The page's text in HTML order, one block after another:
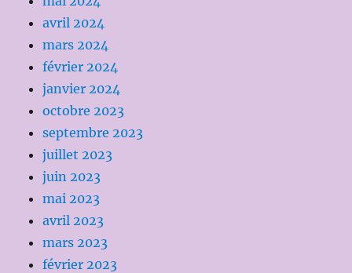
avril 2024
mars 2024
février 2024
janvier 2024
octobre 2023
septembre 2023
juillet 2023
juin 2023
mai 2023
avril 2023
mars 2023
février 2023